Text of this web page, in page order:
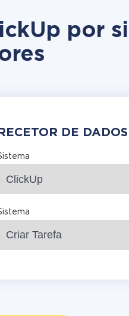
por
RECETOR DE DADOS